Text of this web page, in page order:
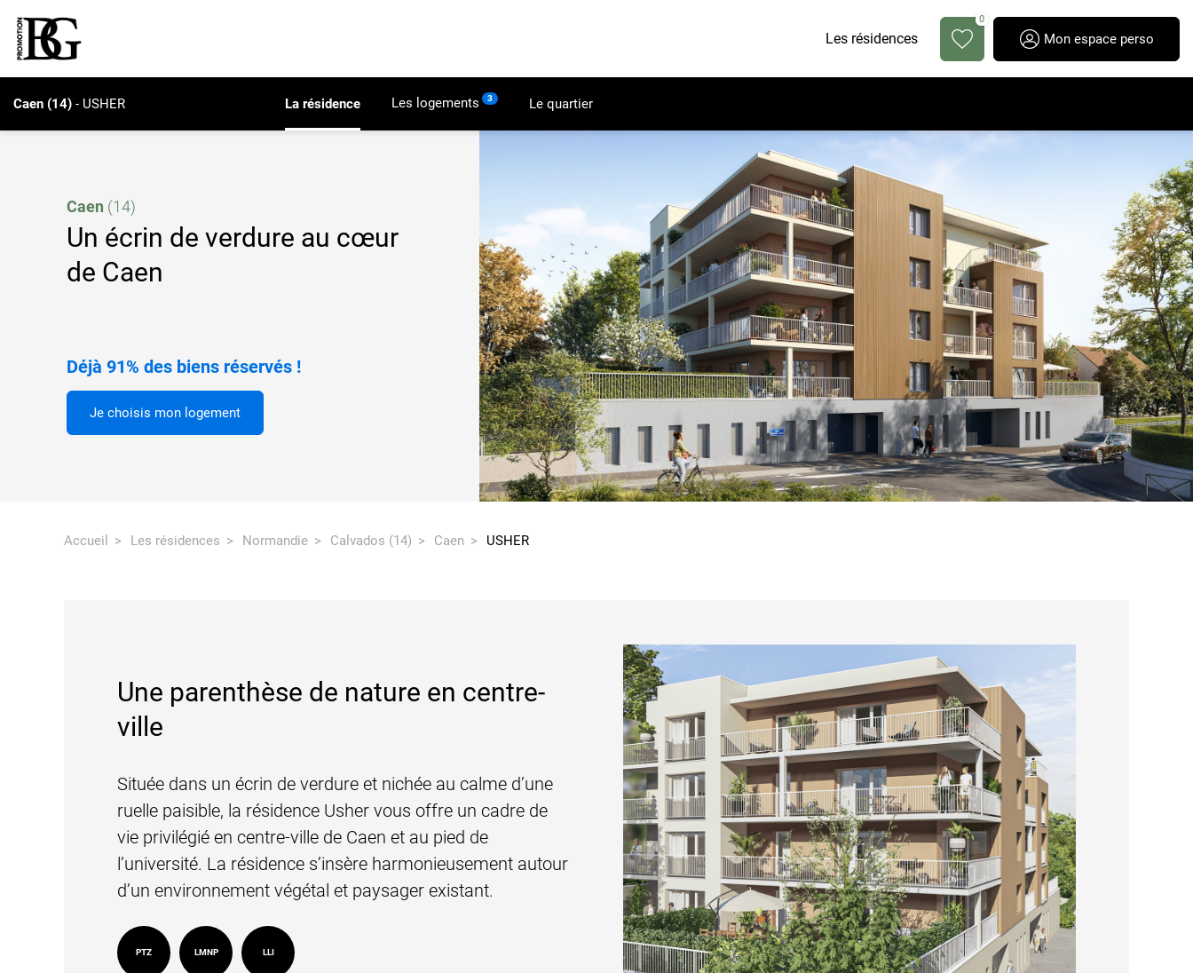
0
Mon espace perso
Les résidences
Caen (14) - USHER La résidence Les logements 3 Le quartier
Caen (14)
Un écrin de verdure au cœur
de Caen
Déjà 91% des biens réservés !
Je choisis mon logement
Accueil Les résidences Normandie Calvados (14) Caen USHER
Une parenthèse de nature en centre-
ville
Située dans un écrin de verdure et nichée au calme d’une
ruelle paisible, la résidence Usher vous offre un cadre de
vie privilégié en centre-ville de Caen et au pied de
l’université. La résidence s’insère harmonieusement autour
d’un environnement végétal et paysager existant.
PTZ LMNP LLI